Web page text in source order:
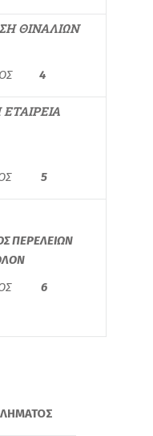
ΘΙΝΑΛΙΩΝ
4
5
ΠΕΡΕΛΕΙΩΝ
6